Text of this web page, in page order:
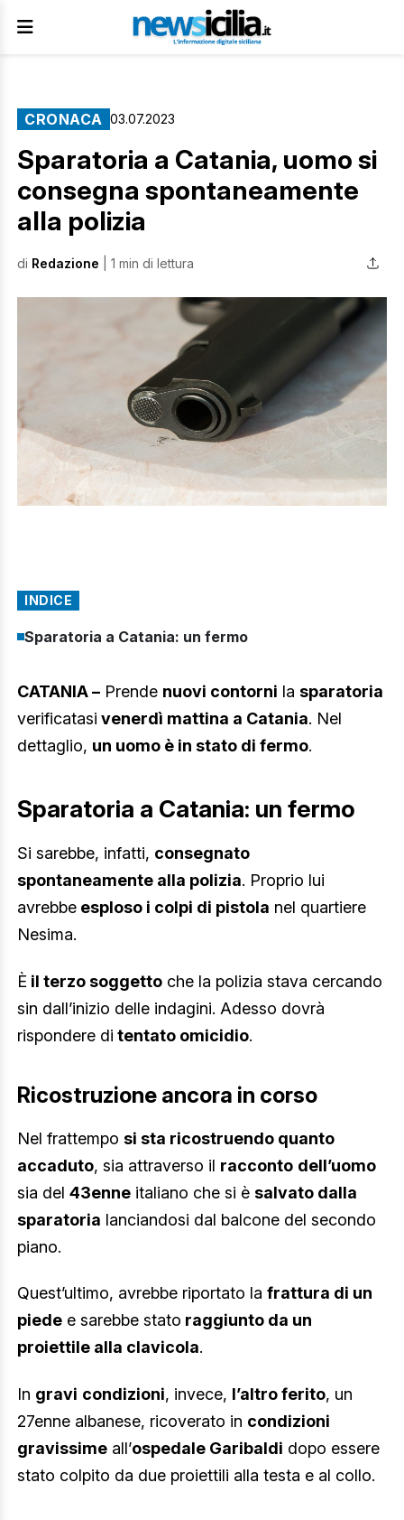
CRONACA 03.07.2023
Sparatoria a Catania, uomo si
consegna spontaneamente
alla polizia
di Redazione | 1 min di lettura
INDICE
Sparatoria a Catania: un fermo
CATANIA – Prende nuovi contorni la sparatoria
verificatasi venerdì mattina a Catania. Nel
dettaglio, un uomo è in stato di fermo.
Sparatoria a Catania: un fermo
Si sarebbe, infatti, consegnato
spontaneamente alla polizia. Proprio lui
avrebbe esploso i colpi di pistola nel quartiere
Nesima.
È il terzo soggetto che la polizia stava cercando
sin dall’inizio delle indagini. Adesso dovrà
rispondere di tentato omicidio.
Ricostruzione ancora in corso
Nel frattempo si sta ricostruendo quanto
accaduto, sia attraverso il racconto dell’uomo
sia del 43enne italiano che si è salvato dalla
sparatoria lanciandosi dal balcone del secondo
piano.
Quest’ultimo, avrebbe riportato la frattura di un
piede e sarebbe stato raggiunto da un
proiettile alla clavicola.
In gravi condizioni, invece, l’altro ferito, un
27enne albanese, ricoverato in condizioni
gravissime all’ospedale Garibaldi dopo essere
stato colpito da due proiettili alla testa e al collo.